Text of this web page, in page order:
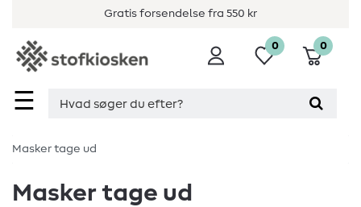
Gratis forsendelse fra 550 kr
☰
0 0
Masker tage ud
Masker tage ud